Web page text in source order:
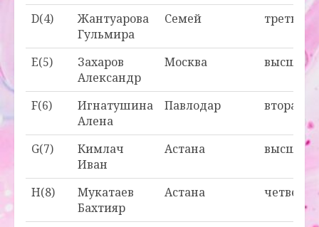
D(4)
Жантуарова
Гульмира
Семей третья
E(5)
Захаров
Александр
Москва высшая
F(6)
Игнатушина
Алена
Павлодар вторая
G(7)
Кимлач
Иван
Астана высшая
H(8)
Мукатаев
Бахтияр
Астана